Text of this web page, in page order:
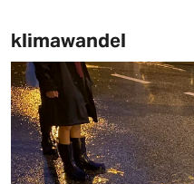
klimawandel